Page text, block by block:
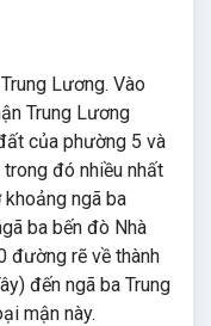
Lương. Vào
Trung Lương
của phường 5 và
đó nhiều nhất
ngã ba
ba bến đò Nhà
đường rẽ về thành
đến ngã ba Trung
mận này.